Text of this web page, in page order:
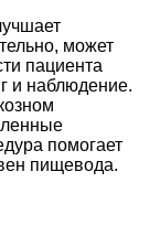
может
пациента
и наблюдение.
помогает
пищевода.